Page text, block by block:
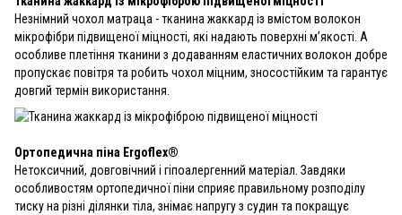
Незнімний чохол матраца - тканина жаккард із вмістом волокон
мікрофібри підвищеної міцності, які надають поверхні м’якості. А
особливе плетіння тканини з додаванням еластичних волокон добре
пропускає повітря та робить чохол міцним, зносостійким та гарантує
довгий термін використання.
Ортопедична піна Ergoflex®
Нетоксичний, довговічний і гіпоалергенний матеріал. Завдяки
особливостям ортопедичної піни сприяє правильному розподілу
тиску на різні ділянки тіла, знімає напругу з судин та покращує